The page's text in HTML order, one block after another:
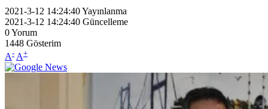
2021-3-12 14:24:40Yayınlanma
2021-3-12 14:24:40 Güncelleme
0Yorum
1448 Gösterim
A- A+